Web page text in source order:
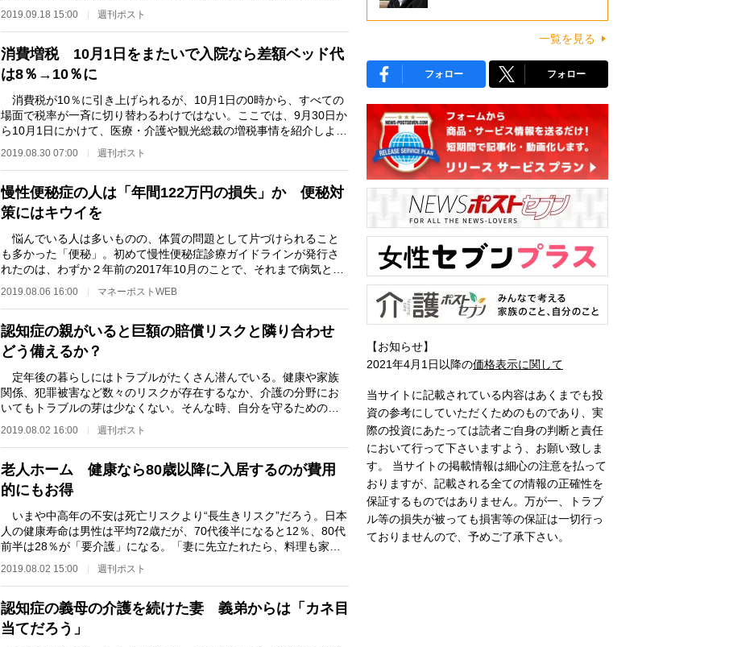
て、〈75歳未満では…
2019.09.18 15:00 週刊ポスト
消費増税 10月1日をまたいで入院なら差額ベッド代
は8％→10％に
消費税が10％に引き上げられるが、10月1日の0時から、すべての
場面で税率が一斉に切り替わるわけではない。ここでは、9月30日か
ら10月1日にかけて、医療・介護や観光総裁の増税事情を紹介しよ
う。Q：月をまたいで…
2019.08.30 07:00 週刊ポスト
慢性便秘症の人は「年間122万円の損失」か 便秘対
策にはキウイを
悩んでいる人は多いものの、体質の問題として片づけられること
も多かった「便秘」。初めて慢性便秘症診療ガイドラインが発行さ
れたのは、わずか２年前の2017年10月のことで、それまで病気とし
2019.08.06 16:00 マネーポストWEB
認知症の親がいると巨額の賠償リスクと隣り合わせ
どう備えるか？
定年後の暮らしにはトラブルがたくさん潜んでいる。健康や家族
関係、犯罪被害など数々のリスクが存在するなか、介護の分野にお
いてもトラブルの芽は少なくない。そんな時、自分を守るための最
大の武器になるのが“…
2019.08.02 16:00 週刊ポスト
老人ホーム 健康なら80歳以降に入居するのが費用
的にもお得
いまや中高年の不安は死亡リスクより“長生きリスク”だろう。日本
人の健康寿命は男性は平均72歳だが、70代後半になると12％、80代
前半は28％が「要介護」になる。「妻に先立たれたら、料理も家事
もできないから老…
2019.08.02 15:00 週刊ポスト
認知症の義母の介護を続けた妻 義弟からは「カネ目
当てだろう」
一覧を見る
フォロー フォロー
【お知らせ】
2021年4月1日以降の価格表示に関して
当サイトに記載されている内容はあくまでも投
資の参考にしていただくためのものであり、実
際の投資にあたっては読者ご自身の判断と責任
において行って下さいますよう、お願い致しま
す。 当サイトの掲載情報は細心の注意を払って
おりますが、記載される全ての情報の正確性を
保証するものではありません。万が一、トラブ
ル等の損失が被っても損害等の保証は一切行っ
ておりませんので、予めご了承下さい。